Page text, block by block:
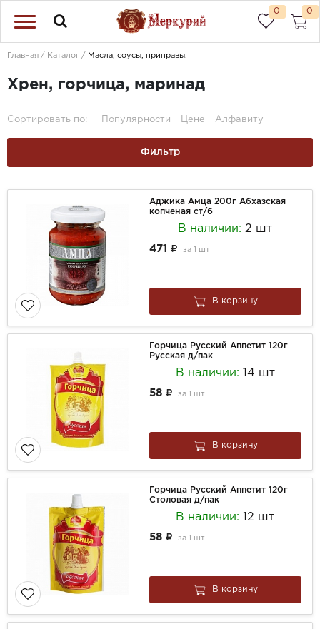
0 0
Главная Каталог Масла, соусы, приправы.
Хрен, горчица, маринад
Сортировать по: Популярности Цене Алфавиту
Фильтр
Аджика Амца 200г Абхазская
копченая ст/б
В наличии:2 шт
471 за 1 шт
В корзину
Горчица Русский Аппетит 120г
Русская д/пак
В наличии: 14 шт
58 за 1 шт
В корзину
Горчица Русский Аппетит 120г
Столовая д/пак
В наличии: 12 шт
58 за 1 шт
В корзину